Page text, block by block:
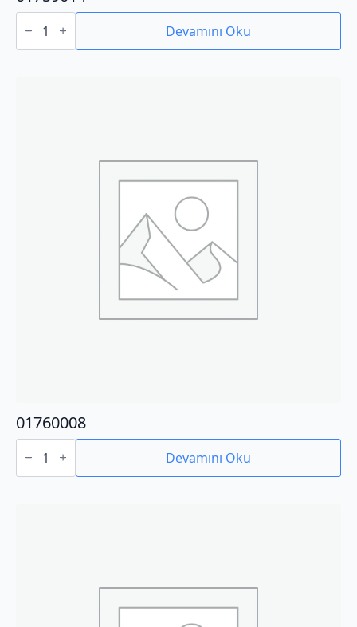
01759014
adet Devamını Oku
01760008
01760008
adet Devamını Oku